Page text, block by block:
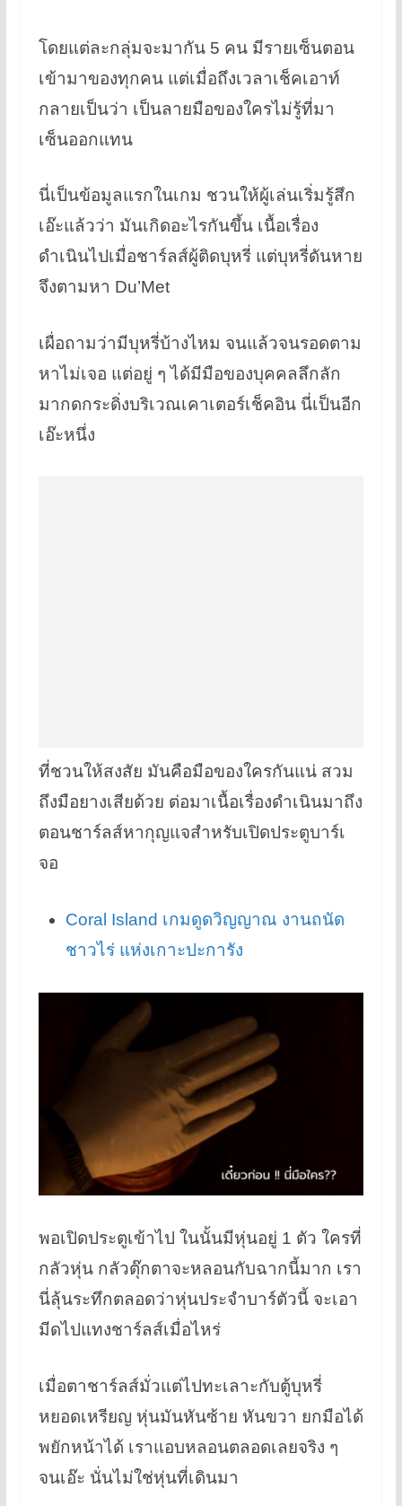
โดยแต่ละกลุ่มจะมากัน 5 คน มีรายเซ็นตอน
เข้ามาของทุกคน แต่เมื่อถึงเวลาเช็คเอาท์
กลายเป็นว่า เป็นลายมือของใครไม่รู้ที่มา
เซ็นออกแทน
นี่เป็นข้อมูลแรกในเกม ชวนให้ผู้เล่นเริ่มรู้สึก
เอ๊ะแล้วว่า มันเกิดอะไรกันขึ้น เนื้อเรื่อง
ดำเนินไปเมื่อชาร์ลส์ผู้ติดบุหรี่ แต่บุหรี่ดันหาย
จึงตามหา Du’Met
เผื่อถามว่ามีบุหรี่บ้างไหม จนแล้วจนรอดตาม
หาไม่เจอ แต่อยู่ ๆ ได้มีมือของบุคคลลึกลัก
มากดกระดิ่งบริเวณเคาเตอร์เช็คอิน นี่เป็นอีก
เอ๊ะหนึ่ง
ที่ชวนให้สงสัย มันคือมือของใครกันแน่ สวม
ถึงมือยางเสียด้วย ต่อมาเนื้อเรื่องดำเนินมาถึง
ตอนชาร์ลส์หากุญแจสำหรับเปิดประตูบาร์เ
จอ
Coral Island เกมดูดวิญญาณ งานถนัด
ชาวไร่ แห่งเกาะปะการัง
พอเปิดประตูเข้าไป ในนั้นมีหุ่นอยู่ 1 ตัว ใครที่
กลัวหุ่น กลัวตุ๊กตาจะหลอนกับฉากนี้มาก เรา
นี่ลุ้นระทึกตลอดว่าหุ่นประจำบาร์ตัวนี้ จะเอา
มีดไปแทงชาร์ลส์เมื่อไหร่
เมื่อตาชาร์ลส์มั่วแต่ไปทะเลาะกับตู้บุหรี่
หยอดเหรียญ หุ่นมันหันซ้าย หันขวา ยกมือได้
พยักหน้าได้ เราแอบหลอนตลอดเลยจริง ๆ
จนเอ๊ะ นั่นไม่ใช่หุ่นที่เดินมา